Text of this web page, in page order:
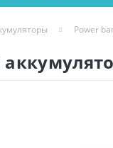
Power